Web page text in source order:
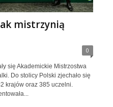
mistrzynią
0
się Akademickie Mistrzostwa
Do stolicy Polski zjechało się
krajów oraz 385 uczelni.